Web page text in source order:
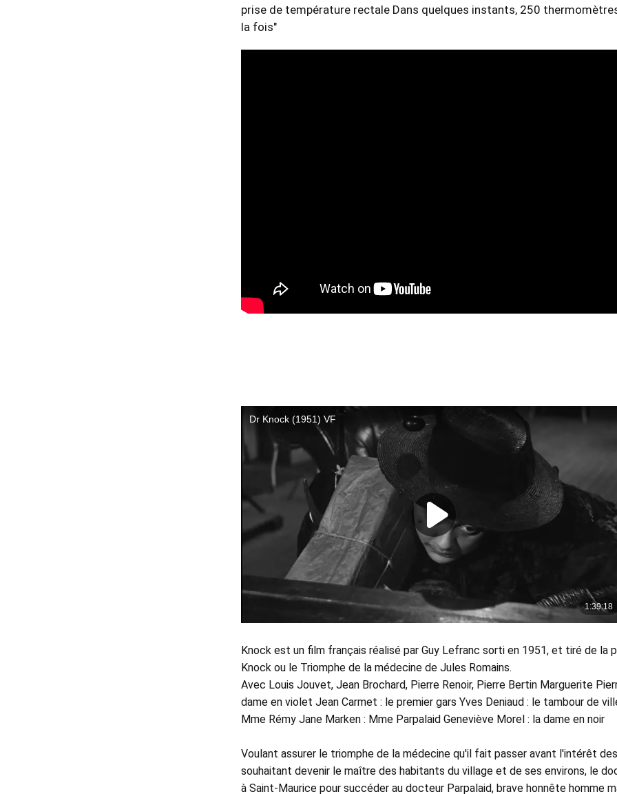
prise de température rectale Dans quelques instants, 250
la fois"
Knock est un film français réalisé par Guy Lefranc sorti en 1951, et tiré de la
Knock ou le Triomphe de la médecine de Jules Romains.
Avec Louis Jouvet, Jean Brochard, Pierre Renoir, Pierre Bertin Marguerite
dame en violet Jean Carmet : le premier gars Yves Deniaud : le tambour de
Mme Rémy Jane Marken : Mme Parpalaid Geneviève Morel : la dame en noir
Voulant assurer le triomphe de la médecine qu'il fait passer avant l'intérêt
souhaitant devenir le maître des habitants du village et de ses environs, le
à Saint-Maurice pour succéder au docteur Parpalaid, brave honnête homme